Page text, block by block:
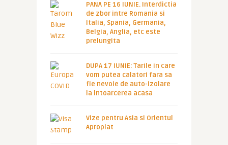
PANA PE 16 IUNIE. Interdictia
de zbor intre Romania si
Italia, Spania, Germania,
Belgia, Anglia, etc este
prelungita
DUPA 17 IUNIE: Tarile in care
vom putea calatori fara sa
fie nevoie de auto-izolare
la intoarcerea acasa
Vize pentru Asia si Orientul
Apropiat